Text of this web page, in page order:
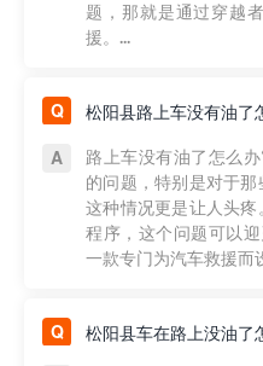
题，那就是通过穿越
援。...
松阳县路上车没有油了
路上车没有油了怎么
的问题，特别是对于那
这种情况更是让人头
程序，这个问题可以
一款专门为汽车救援而
松阳县车在路上没油了